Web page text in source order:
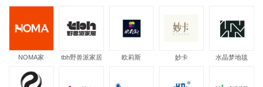
NOMA家
居,HOMA折衷
主义
tbh野兽派家居 欧莉斯 妙卡 水晶梦地毯